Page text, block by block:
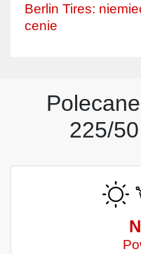
Berlin Tires:
cenie
225/